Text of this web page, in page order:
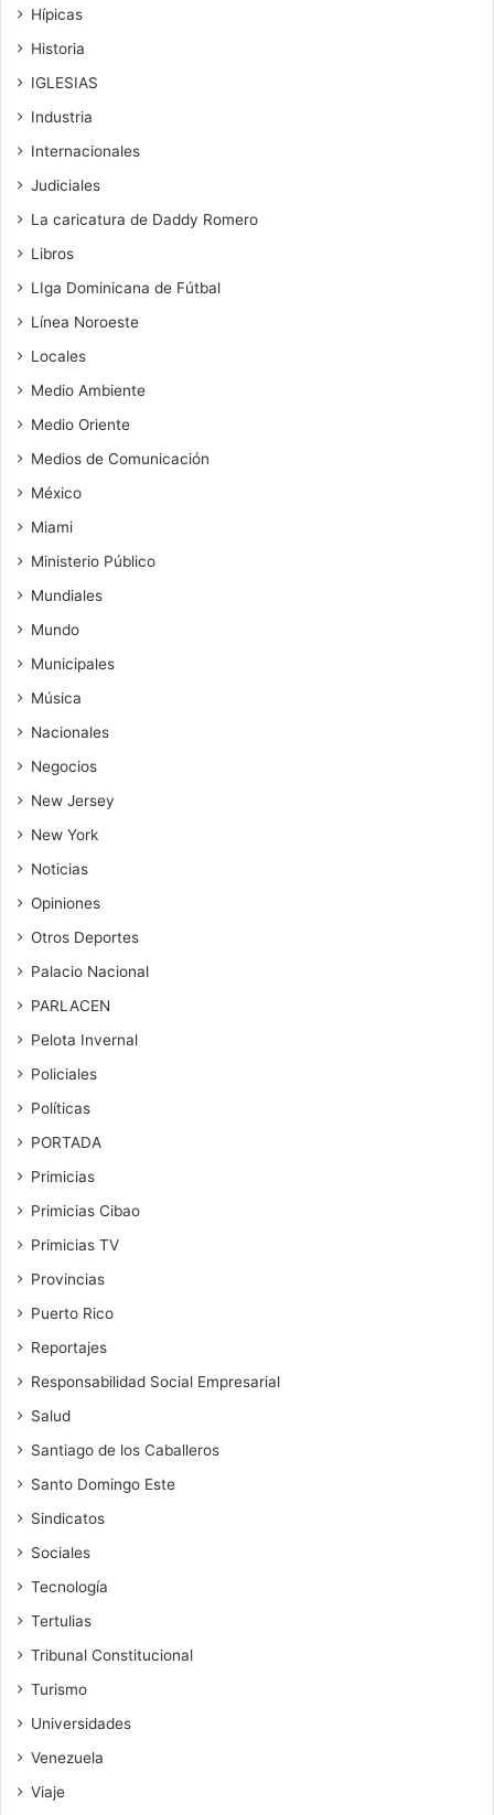
Hípicas
Historia
IGLESIAS
Industria
Internacionales
Judiciales
La caricatura de Daddy Romero
Libros
LIga Dominicana de Fútbal
Línea Noroeste
Locales
Medio Ambiente
Medio Oriente
Medios de Comunicación
México
Miami
Ministerio Público
Mundiales
Mundo
Municipales
Música
Nacionales
Negocios
New Jersey
New York
Noticias
Opiniones
Otros Deportes
Palacio Nacional
PARLACEN
Pelota Invernal
Policiales
Políticas
PORTADA
Primicias
Primicias Cibao
Primicias TV
Provincias
Puerto Rico
Reportajes
Responsabilidad Social Empresarial
Salud
Santiago de los Caballeros
Santo Domingo Este
Sindicatos
Sociales
Tecnología
Tertulias
Tribunal Constitucional
Turismo
Universidades
Venezuela
Viaje